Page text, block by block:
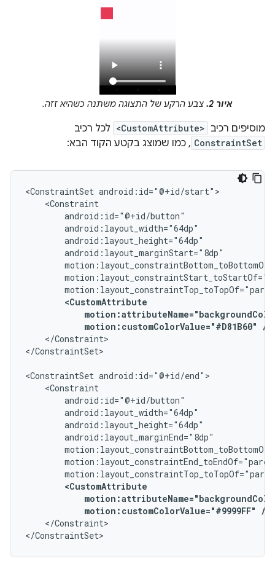
איור 2. צבע הרקע של התצוגה משתנה כשהיא זזה.
מוסיפים רכיב <CustomAttribute> לכל רכיב
ConstraintSet , כמו שמוצג בקטע הקוד הבא:
<ConstraintSet
motion:customColorValue="#D81B60" />
</Constraint>
</ConstraintSet>
<ConstraintSet
motion:customColorValue="#9999FF" />
</Constraint>
</ConstraintSet>